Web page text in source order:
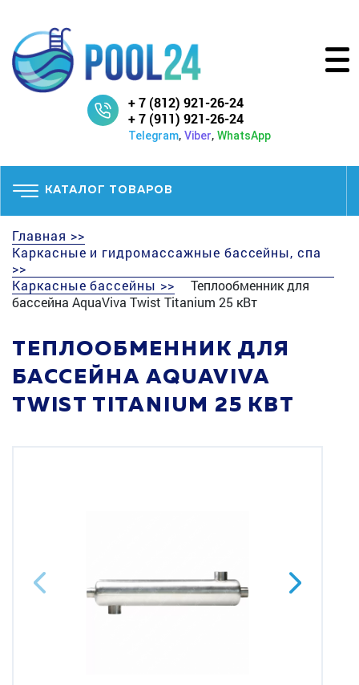
+ 7 (812) 921-26-24
+ 7 (911) 921-26-24
Telegram, Viber, WhatsApp
КАТАЛОГ ТОВАРОВ
Главная >>
Каркасные и гидромассажные бассейны, спа
>>
Каркасные бассейны >>
Теплообменник для
бассейна AquaViva Twist Titanium 25 кВт
ТЕПЛООБМЕННИК ДЛЯ
БАССЕЙНА AQUAVIVA
TWIST TITANIUM 25 КВТ